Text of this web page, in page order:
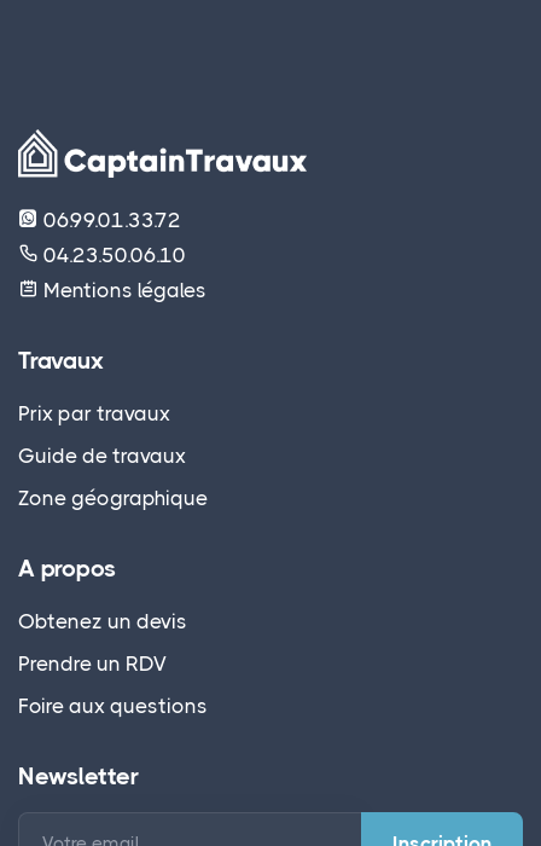
06.99.01.33.72
04.23.50.06.10
Mentions légales
Travaux
Prix par travaux
Guide de travaux
Zone géographique
A propos
Obtenez un devis
Prendre un RDV
Foire aux questions
Newsletter